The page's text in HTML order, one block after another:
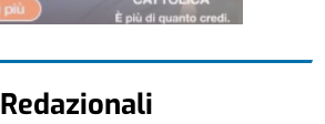
Redazionali